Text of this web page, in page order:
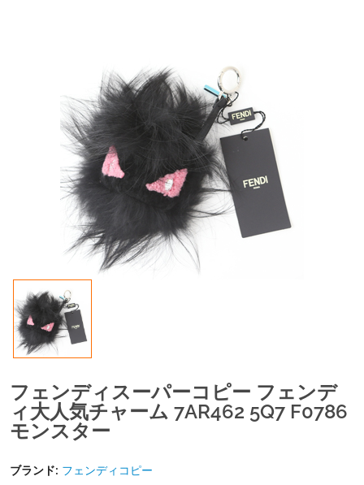
フェンディスーパーコピー フェンデ
ィ大人気チャーム 7AR462 5Q7 F0786
モンスター
ブランド: フェンディコピー